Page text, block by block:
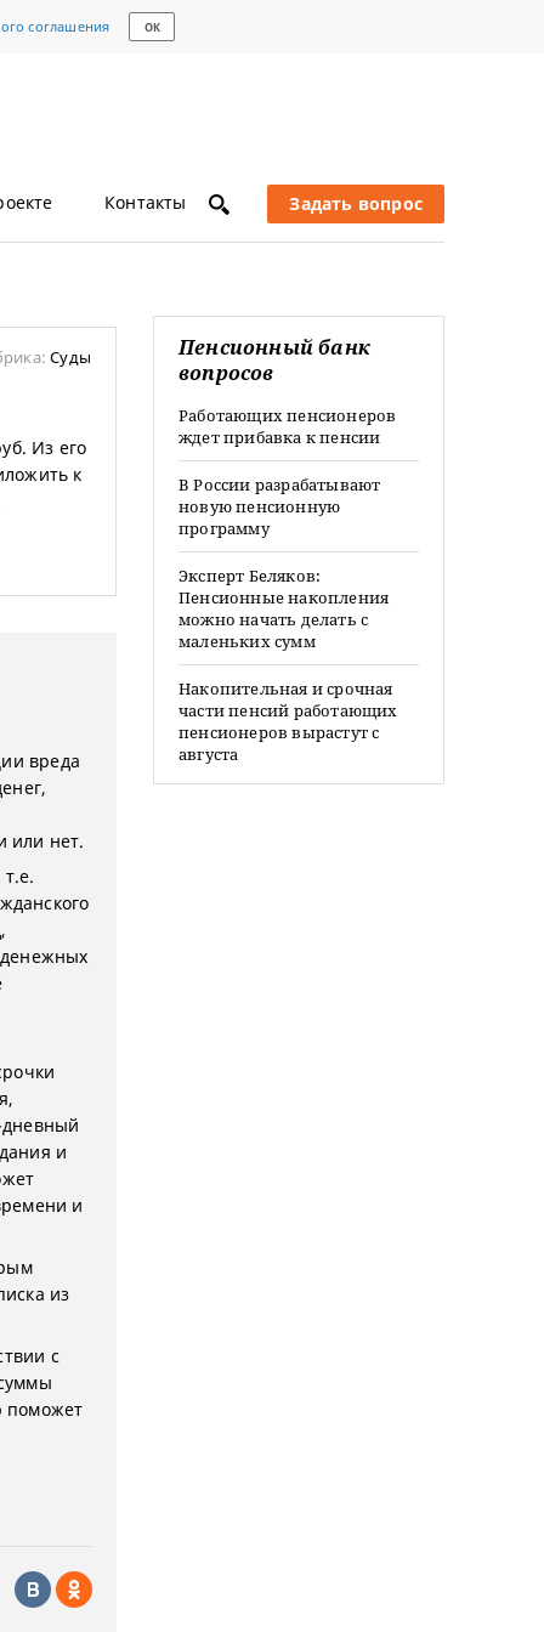
соглашения ОК
Контакты Задать вопрос
Суды
Из его
к
вреда
или нет.
и
и
из
с
поможет
Пенсионный банк
вопросов
Работающих пенсионеров
ждет прибавка к пенсии
В России разрабатывают
новую пенсионную
программу
Эксперт Беляков:
Пенсионные накопления
можно начать делать с
маленьких сумм
Накопительная и срочная
части пенсий работающих
пенсионеров вырастут с
августа